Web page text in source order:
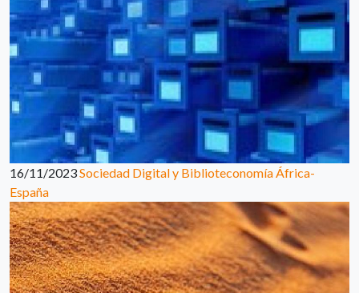
16/11/2023Sociedad Digital y Biblioteconomía África-
España